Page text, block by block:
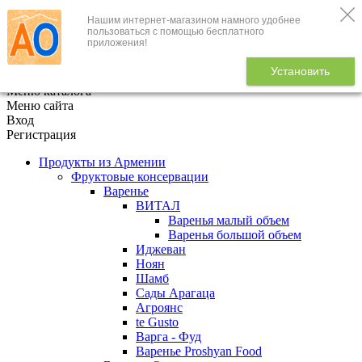
Нашим интернет-магазином намного удобнее
пользоваться с помощью бесплатного
приложения!
Установить
+7 (495) 646-888-1
В корзине
Меню каталога
Меню сайта
Вход
Регистрация
Продукты из Армении
Фруктовые консервации
Варенье
ВИТАЛ
Варенья малый объем
Варенья большой объем
Иджеван
Ноян
Шамб
Сады Арагаца
Агроянс
te Gusto
Варга - Фуд
Варенье Proshyan Food